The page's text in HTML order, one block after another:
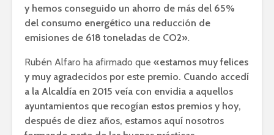
y hemos conseguido un ahorro de más del 65%
del consumo energético una reducción de
emisiones de 618 toneladas de CO2».
Rubén Alfaro ha afirmado que «estamos muy felices
y muy agradecidos por este premio. Cuando accedí
a la Alcaldía en 2015 veía con envidia a aquellos
ayuntamientos que recogían estos premios y hoy,
después de diez años, estamos aquí nosotros